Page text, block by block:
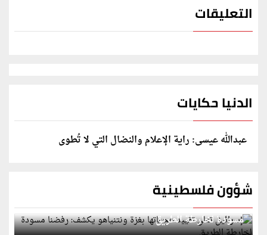
التعليقات
الدنيا حكايات
عبدالله عيسى: راية الإعلام والنضال التي لا تُطوى
شؤون فلسطينية
إسرائيل تعلن تقييد هجماتها بغزة ونتنياهو يكشف: رفضنا
مسودة لخارطة الطريق